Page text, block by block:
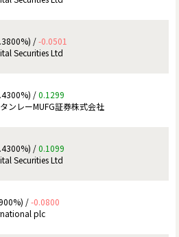
/-0.0501
Securities Ltd
/0.1299
ンレーMUFG証券株式会社
/0.1099
Securities Ltd
/-0.0800
plc